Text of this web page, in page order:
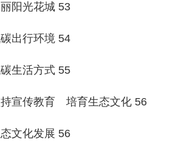
阳光花城 53
出行环境 54
生活方式 55
传教育 培育生态文化 56
文化发展 56